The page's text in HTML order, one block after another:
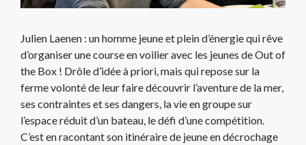
Julien Laenen : un homme jeune et plein d’énergie qui rêve
d’organiser une course en voilier avec les jeunes de Out of
the Box ! Drôle d’idée à priori, mais qui repose sur la
ferme volonté de leur faire découvrir l’aventure de la mer,
ses contraintes et ses dangers, la vie en groupe sur
l’espace réduit d’un bateau, le défi d’une compétition.
C’est en racontant son itinéraire de jeune en décrochage